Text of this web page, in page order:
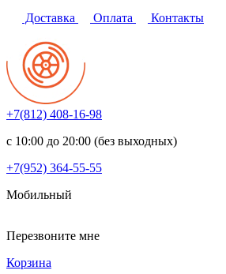
Доставка Оплата Контакты
+7(812) 408-16-98
с 10:00 до 20:00 (без выходных)
+7(952) 364-55-55
Мобильный
Перезвоните мне
Корзина